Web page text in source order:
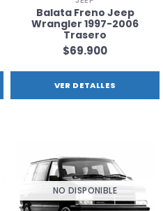
Balata Freno Jeep
Wrangler 1997-2006
Trasero
$69.900
VER DETALLES
NO DISPONIBLE